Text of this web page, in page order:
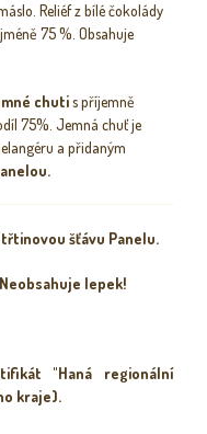
Reliéf z bílé čokolády
75 %. Obsahuje
chutis příjemně
75%. Jemná chuť je
a přidaným
šťávu Panelu.
lepek!
"Haná regionální
kraje).